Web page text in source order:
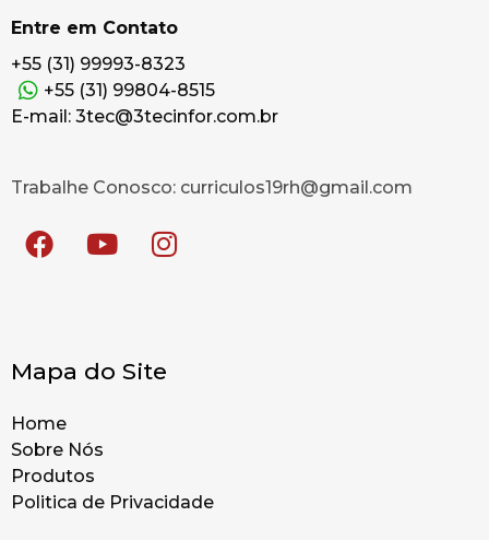
Entre em Contato
+55 (31) 99993-8323
+55 (31) 99804-8515
E-mail: 3tec@3tecinfor.com.br
Trabalhe Conosco: curriculos19rh@gmail.com
Mapa do Site
Home
Sobre Nós
Produtos
Politica de Privacidade